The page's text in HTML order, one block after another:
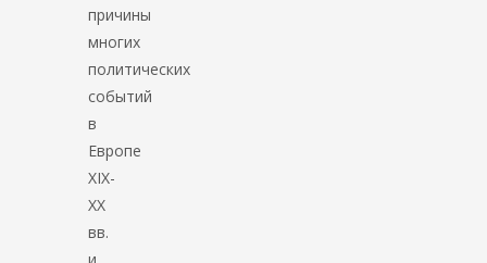
причины
многих
политических
событий
в
Европе
XIX-
XX
вв.